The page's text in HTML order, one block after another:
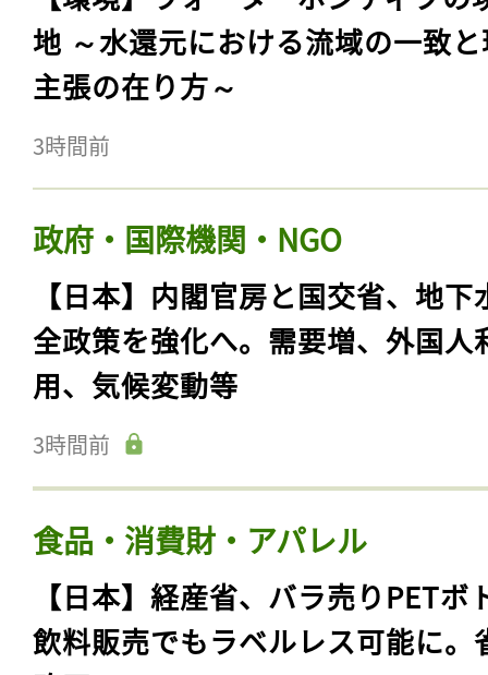
地 ～水還元における流域の一致
主張の在り方～
3時間前
政府・国際機関・NGO
【日本】内閣官房と国交省、地下
全政策を強化へ。需要増、外国人
用、気候変動等
3時間前
食品・消費財・アパレル
【日本】経産省、バラ売りPETボ
飲料販売でもラベルレス可能に。